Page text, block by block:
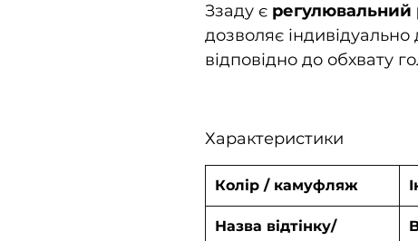
Ззаду є регулювальний
дозволяє
відповідно до обхвату
Характеристики
Колір / камуфляж
Назва відтінку/